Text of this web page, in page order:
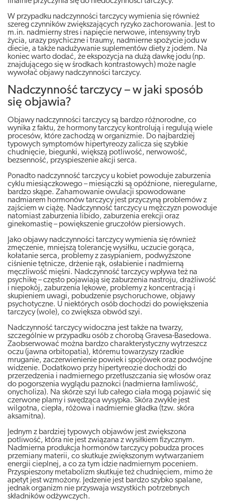
W przypadku nadczynności tarczycy wymienia się również
szereg czynników zwiększających ryzyko zachorowania. Jest to
m.in. nadmierny stres i napięcie nerwowe, intensywny tryb
życia, urazy psychiczne i traumy, nadmierne spożycie jodu w
diecie, a także nadużywanie suplementów diety z jodem. Na
koniec warto dodać, że ekspozycja na dużą dawkę jodu (np.
znajdującego się w środkach kontrastowych) może nagle
wywołać objawy nadczynności tarczycy.
Nadczynność tarczycy – w jaki sposób
się objawia?
Objawy nadczynności tarczycy są bardzo różnorodne, co
wynika z faktu, że hormony tarczycy kontrolują i regulują wiele
procesów, które zachodzą w organizmie. Do najbardziej
typowych symptomów hipertyreozy zalicza się szybkie
chudnięcie, biegunki, większą potliwość, nerwowość,
bezsenność, przyspieszenie akcji serca.
Ponadto nadczynność tarczycy u kobiet powoduje zaburzenia
cyklu miesiączkowego – miesiączki są opóźnione, nieregularne,
bardzo skąpe. Zahamowanie owulacji spowodowane
nadmiarem hormonów tarczycy jest przyczyną problemów z
zajściem w ciążę. Nadczynność tarczycy u mężczyzn powoduje
natomiast zaburzenia libido, zaburzenia erekcji oraz
ginekomastię – powiększenie gruczołów piersiowych.
Jako objawy nadczynności tarczycy wymienia się również
zmęczenie, mniejszą tolerancję wysiłku, uczucie gorąca,
kołatanie serca, problemy z zasypianiem, podwyższone
ciśnienie tętnicze, drżenie rąk, osłabienie i nadmierną
męczliwość mięśni. Nadczynność tarczycy wpływa też na
psychikę – często pojawiają się zaburzenia nastroju, drażliwość
i niepokój, zaburzenia lękowe, problemy z koncentracją i
skupieniem uwagi, pobudzenie psychoruchowe, objawy
psychotyczne. U niektórych osób dochodzi do powiększenia
tarczycy (wole), co zwiększa obwód szyi.
Nadczynność tarczycy widoczna jest także na twarzy,
szczególnie w przypadku osób z chorobą Gravesa-Basedowa.
Zaobserwować można bardzo charakterystyczny wytrzeszcz
oczu (jawna orbitopatia), któremu towarzyszy rzadkie
mruganie, zaczerwienienie powiek i spojówek oraz podwójne
widzenie. Dodatkowo przy hipertyreozie dochodzi do
przerzedzenia i nadmiernego przetłuszczania się włosów oraz
do pogorszenia wyglądu paznokci (nadmierna łamliwość,
onycholiza). Na skórze szyi lub całego ciała mogą pojawić się
czerwone plamy i swędząca wysypka. Skóra zwykle jest
wilgotna, ciepła, różowa i nadmiernie gładka (tzw. skóra
aksamitna).
Jednym z bardziej typowych objawów jest zwiększona
potliwość, która nie jest związana z wysiłkiem fizycznym.
Nadmierna produkcja hormonów tarczycy pobudza proces
przemiany materii, co skutkuje zwiększonym wytwarzaniem
energii cieplnej, a co za tym idzie nadmiernym poceniem.
Przyspieszony metabolizm skutkuje też chudnięciem, mimo że
apetyt jest wzmożony. Jedzenie jest bardzo szybko spalane,
jednak organizm nie przyswaja wszystkich potrzebnych
składników odżywczych.